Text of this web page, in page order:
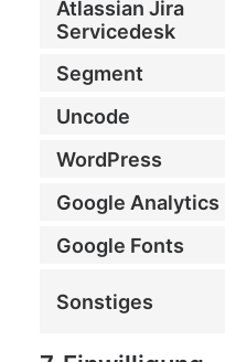
Atlassian Jira
Servicedesk
Segment
Uncode
WordPress
Google Analytics
Google Fonts
Sonstiges